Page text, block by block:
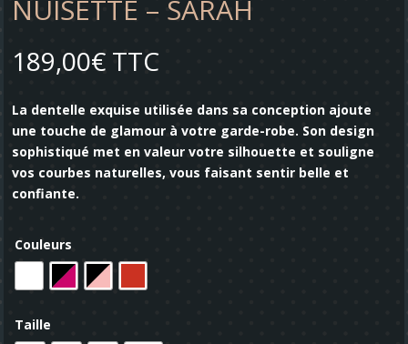
NUISETTE – SARAH
189,00€ TTC
La dentelle exquise utilisée dans sa conception ajoute
une touche de glamour à votre garde-robe. Son design
sophistiqué met en valeur votre silhouette et souligne
vos courbes naturelles, vous faisant sentir belle et
confiante.
Couleurs
Taille